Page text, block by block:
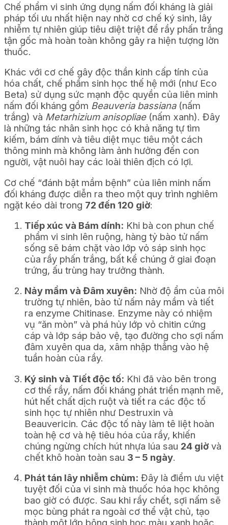
Chế phẩm vi sinh ứng dụng nấm đối kháng là giải
pháp tối ưu nhất hiện nay nhờ cơ chế ký sinh, lây
nhiễm tự nhiên giúp tiêu diệt triệt để rầy phấn trắng
tận gốc mà hoàn toàn không gây ra hiện tượng lờn
thuốc.
Khác với cơ chế gây độc thần kinh cấp tính của
hóa chất, chế phẩm sinh học thế hệ mới (như Eco
Beta) sử dụng sức mạnh độc quyền của liên minh
nấm đối kháng gồm Beauveria bassiana(nấm
trắng) và Metarhizium anisopliae(nấm xanh). Đây
là những tác nhân sinh học có khả năng tự tìm
kiếm, bám dính và tiêu diệt mục tiêu một cách
thông minh mà không làm ảnh hưởng đến con
người, vật nuôi hay các loài thiên địch có lợi.
Cơ chế “đánh bật mầm bệnh” của liên minh nấm
đối kháng được diễn ra theo một quy trình nghiêm
ngặt kéo dài trong 72 đến 120 giờ:
Tiếp xúc và Bám dính: Khi bà con phun chế
phẩm vi sinh lên ruộng, hàng tỷ bào tử nấm
sống sẽ bám chặt vào lớp vỏ sáp sinh học
của rầy phấn trắng, bất kể chúng ở giai đoạn
trứng, ấu trùng hay trưởng thành.
Nảy mầm và Đâm xuyên: Nhờ độ ẩm của môi
trường tự nhiên, bào tử nấm nảy mầm và tiết
ra enzyme Chitinase. Enzyme này có nhiệm
vụ “ăn mòn” và phá hủy lớp vỏ chitin cứng
cáp và lớp sáp bảo vệ, tạo đường cho sợi nấm
đâm xuyên qua da, xâm nhập thẳng vào hệ
tuần hoàn của rầy.
Ký sinh và Tiết độc tố: Khi đã vào bên trong
cơ thể rầy, nấm đối kháng phát triển mạnh mẽ,
hút hết chất dịch ruột và tiết ra các độc tố
sinh học tự nhiên như Destruxin và
Beauvericin. Các độc tố này làm tê liệt hoàn
toàn hệ cơ và hệ tiêu hóa của rầy, khiến
chúng ngừng chích hút nhựa lúa sau 24 giờ và
chết khô hoàn toàn sau 3 – 5 ngày.
Phát tán lây nhiễm chùm: Đây là điểm ưu việt
tuyệt đối của vi sinh mà thuốc hóa học không
bao giờ có được. Sau khi rầy chết, sợi nấm sẽ
mọc bùng phát ra ngoài cơ thể vật chủ, tạo
thành một lớp bông sinh học màu xanh hoặc